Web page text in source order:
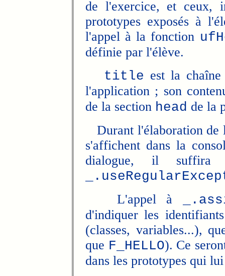
de l'exercice, et ceux,
prototypes exposés à
l'appel à la fonction
définie par l'élève.
title est la
l'application ; son
de la section head de la
Durant l'élaboration de
s'affichent dans la
dialogue, il suffira
L'appel à
d'indiquer les
(classes, variables...),
que F_HELLO). Ce
dans les prototypes qui